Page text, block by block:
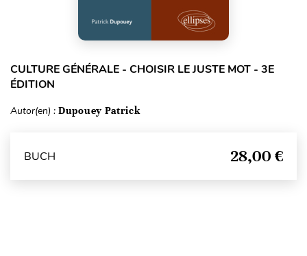
CULTURE GÉNÉRALE - CHOISIR LE JUSTE MOT - 3E
ÉDITION
Autor(en) : Dupouey Patrick
BUCH 28,00 €